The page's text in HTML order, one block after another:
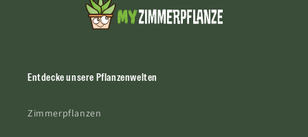
Entdecke unsere Pflanzenwelten
Zimmerpflanzen